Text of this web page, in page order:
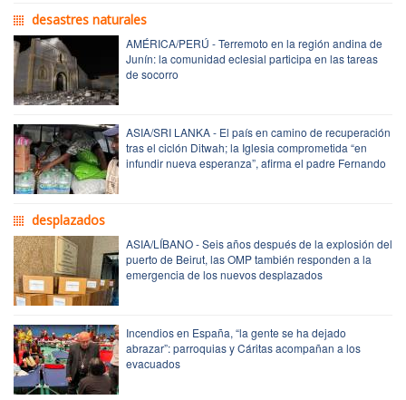
desastres naturales
AMÉRICA/PERÚ - Terremoto en la región andina de
Junín: la comunidad eclesial participa en las tareas
de socorro
ASIA/SRI LANKA - El país en camino de recuperación
tras el ciclón Ditwah; la Iglesia comprometida “en
infundir nueva esperanza”, afirma el padre Fernando
desplazados
ASIA/LÍBANO - Seis años después de la explosión del
puerto de Beirut, las OMP también responden a la
emergencia de los nuevos desplazados
Incendios en España, “la gente se ha dejado
abrazar”: parroquias y Cáritas acompañan a los
evacuados